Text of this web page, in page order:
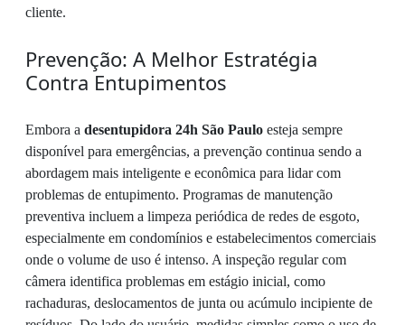
cliente.
Prevenção: A Melhor Estratégia
Contra Entupimentos
Embora a desentupidora 24h São Paulo esteja sempre
disponível para emergências, a prevenção continua sendo a
abordagem mais inteligente e econômica para lidar com
problemas de entupimento. Programas de manutenção
preventiva incluem a limpeza periódica de redes de esgoto,
especialmente em condomínios e estabelecimentos comerciais
onde o volume de uso é intenso. A inspeção regular com
câmera identifica problemas em estágio inicial, como
rachaduras, deslocamentos de junta ou acúmulo incipiente de